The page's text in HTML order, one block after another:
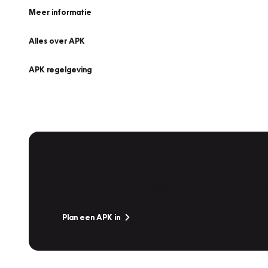
Meer informatie
Alles over APK
APK regelgeving
Plan een APK in